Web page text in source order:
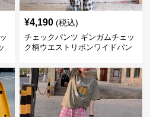
¥4,190 (税込)
チェックパンツ ギンガムチェッ
ク柄ウエストリボンワイドパン